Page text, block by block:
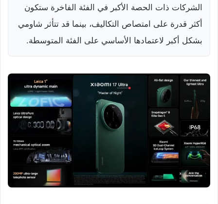
الشركات ذات الحصة الأكبر في الفئة الفاخرة ستكون
أكثر قدرة على امتصاص التكاليف، بينما قد تتأثر شاومي
بشكل أكبر لاعتمادها الأساسي على الفئة المتوسطة.